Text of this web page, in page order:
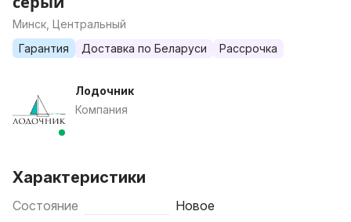
Минск, Центральный
Гарантия
Доставка по Беларуси Рассрочка
Лодочник
Компания
Характеристики
Состояние
Новое